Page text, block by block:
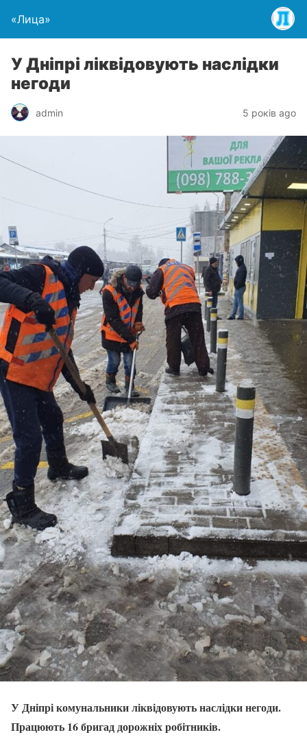
«Лица»
У Дніпрі ліквідовують наслідки
негоди
admin 5 років ago
У Дніпрі комунальники ліквідовують наслідки негоди.
Працюють 16 бригад дорожніх робітників.